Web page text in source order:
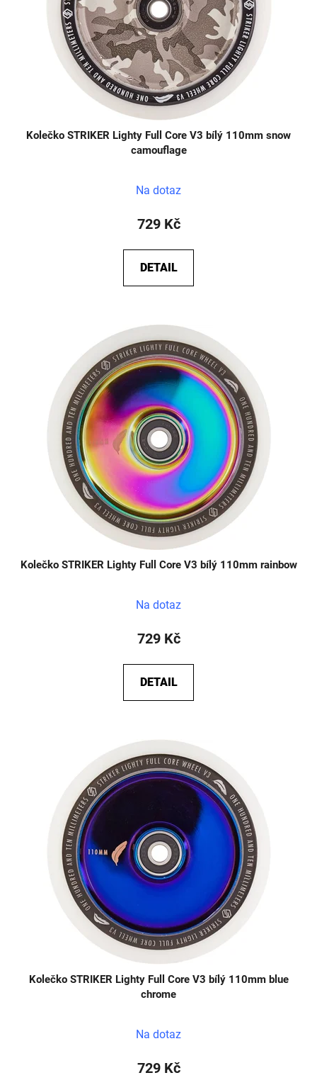
Kolečko STRIKER Lighty Full Core V3 bílý 110mm snow
camouflage
Na dotaz
729 Kč
DETAIL
Kolečko STRIKER Lighty Full Core V3 bílý 110mm rainbow
Na dotaz
729 Kč
DETAIL
Kolečko STRIKER Lighty Full Core V3 bílý 110mm blue
chrome
Na dotaz
729 Kč